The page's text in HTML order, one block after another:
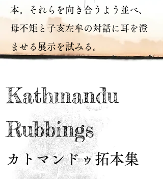
本。それらを向き合うよう並べ、
母不矩と子亥左牟の対話に耳を澄
ませる展示を試みる。
Kathmandu
Rubbings
カトマンドゥ拓本集